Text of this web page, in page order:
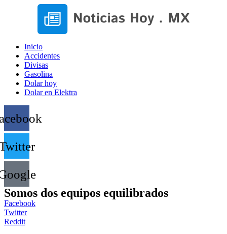
Inicio
Accidentes
Divisas
Gasolina
Dolar hoy
Dolar en Elektra
Somos dos equipos equilibrados
Facebook
Twitter
Reddit